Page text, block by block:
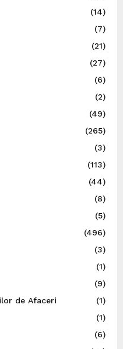
(14)
(7)
(21)
(27)
(6)
(2)
(49)
(265)
(3)
(113)
(44)
(8)
(5)
(496)
(3)
(1)
(9)
de Afaceri
(1)
(1)
(6)